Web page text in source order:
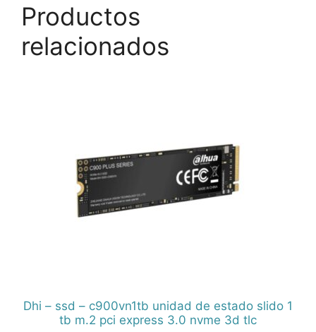
Productos
relacionados
Dhi – ssd – c900vn1tb unidad de estado slido 1
tb m.2 pci express 3.0 nvme 3d tlc